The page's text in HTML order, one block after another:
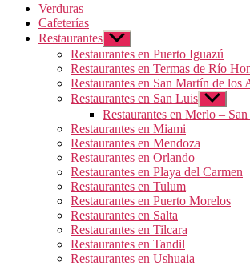
Verduras
Cafeterías
Restaurantes Mostrar
el
submenú
Restaurantes en Puerto Iguazú
Restaurantes en Termas de Río
Restaurantes en San Martín de los
Restaurantes en San Luis Mostrar
el
submenú
Restaurantes en Merlo –
Restaurantes en Miami
Restaurantes en Mendoza
Restaurantes en Orlando
Restaurantes en Playa del Carmen
Restaurantes en Tulum
Restaurantes en Puerto Morelos
Restaurantes en Salta
Restaurantes en Tilcara
Restaurantes en Tandil
Restaurantes en Ushuaia